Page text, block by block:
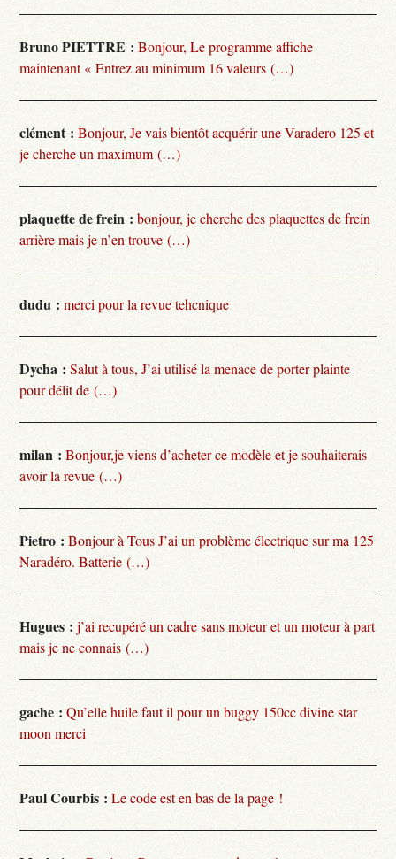
Bruno PIETTRE : Bonjour, Le programme affiche
maintenant « Entrez au minimum 16 valeurs (…)
clément : Bonjour, Je vais bientôt acquérir une Varadero 125 et
je cherche un maximum (…)
plaquette de frein : bonjour, je cherche des plaquettes de frein
arrière mais je n’en trouve (…)
dudu : merci pour la revue tehcnique
Dycha : Salut à tous, J’ai utilisé la menace de porter plainte
pour délit de (…)
milan : Bonjour,je viens d’acheter ce modèle et je souhaiterais
avoir la revue (…)
Pietro : Bonjour à Tous J’ai un problème électrique sur ma 125
Naradéro. Batterie (…)
Hugues : j’ai recupéré un cadre sans moteur et un moteur à part
mais je ne connais (…)
gache : Qu’elle huile faut il pour un buggy 150cc divine star
moon merci
Paul Courbis : Le code est en bas de la page !